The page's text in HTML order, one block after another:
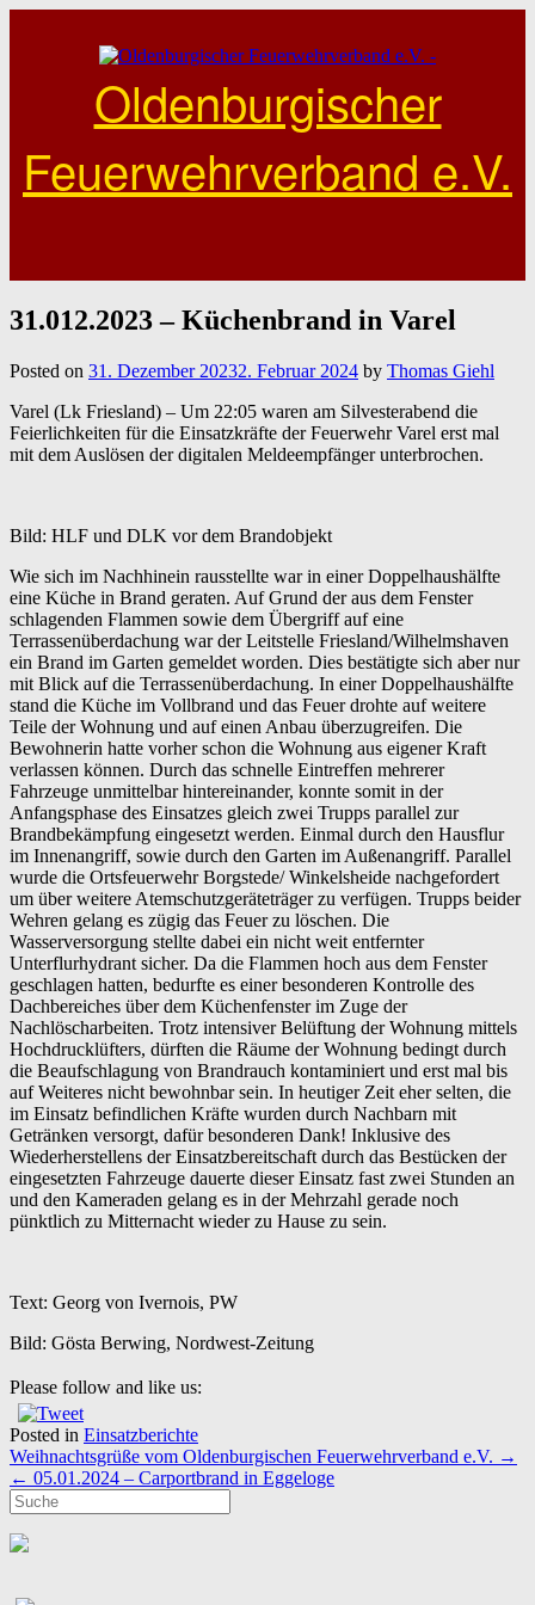
Oldenburgischer
Feuerwehrverband e.V.
31.012.2023 – Küchenbrand in Varel
Posted on 31. Dezember 20232. Februar 2024 by Thomas Giehl
Varel (Lk Friesland) – Um 22:05 waren am Silvesterabend die
Feierlichkeiten für die Einsatzkräfte der Feuerwehr Varel erst mal
mit dem Auslösen der digitalen Meldeempfänger unterbrochen.
Bild: HLF und DLK vor dem Brandobjekt
Wie sich im Nachhinein rausstellte war in einer Doppelhaushälfte
eine Küche in Brand geraten. Auf Grund der aus dem Fenster
schlagenden Flammen sowie dem Übergriff auf eine
Terrassenüberdachung war der Leitstelle Friesland/Wilhelmshaven
ein Brand im Garten gemeldet worden. Dies bestätigte sich aber nur
mit Blick auf die Terrassenüberdachung. In einer Doppelhaushälfte
stand die Küche im Vollbrand und das Feuer drohte auf weitere
Teile der Wohnung und auf einen Anbau überzugreifen. Die
Bewohnerin hatte vorher schon die Wohnung aus eigener Kraft
verlassen können. Durch das schnelle Eintreffen mehrerer
Fahrzeuge unmittelbar hintereinander, konnte somit in der
Anfangsphase des Einsatzes gleich zwei Trupps parallel zur
Brandbekämpfung eingesetzt werden. Einmal durch den Hausflur
im Innenangriff, sowie durch den Garten im Außenangriff. Parallel
wurde die Ortsfeuerwehr Borgstede/ Winkelsheide nachgefordert
um über weitere Atemschutzgeräteträger zu verfügen. Trupps beider
Wehren gelang es zügig das Feuer zu löschen. Die
Wasserversorgung stellte dabei ein nicht weit entfernter
Unterflurhydrant sicher. Da die Flammen hoch aus dem Fenster
geschlagen hatten, bedurfte es einer besonderen Kontrolle des
Dachbereiches über dem Küchenfenster im Zuge der
Nachlöscharbeiten. Trotz intensiver Belüftung der Wohnung mittels
Hochdrucklüfters, dürften die Räume der Wohnung bedingt durch
die Beaufschlagung von Brandrauch kontaminiert und erst mal bis
auf Weiteres nicht bewohnbar sein. In heutiger Zeit eher selten, die
im Einsatz befindlichen Kräfte wurden durch Nachbarn mit
Getränken versorgt, dafür besonderen Dank! Inklusive des
Wiederherstellens der Einsatzbereitschaft durch das Bestücken der
eingesetzten Fahrzeuge dauerte dieser Einsatz fast zwei Stunden an
und den Kameraden gelang es in der Mehrzahl gerade noch
pünktlich zu Mitternacht wieder zu Hause zu sein.
Text: Georg von Ivernois, PW
Bild: Gösta Berwing, Nordwest-Zeitung
Please follow and like us:
Posted in Einsatzberichte
Post
navigation
Weihnachtsgrüße vom Oldenburgischen Feuerwehrverband e.V. →
← 05.01.2024 – Carportbrand in Eggeloge